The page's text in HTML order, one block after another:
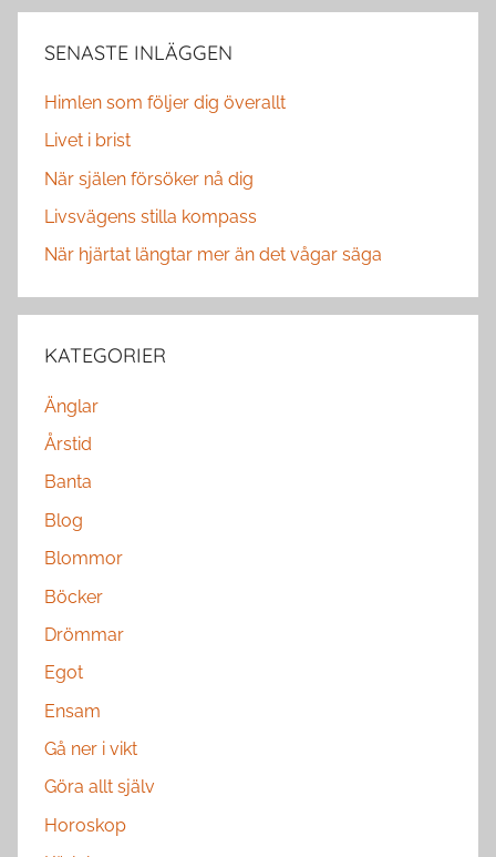
SENASTE INLÄGGEN
Himlen som följer dig överallt
Livet i brist
När själen försöker nå dig
Livsvägens stilla kompass
När hjärtat längtar mer än det vågar säga
KATEGORIER
Änglar
Årstid
Banta
Blog
Blommor
Böcker
Drömmar
Egot
Ensam
Gå ner i vikt
Göra allt själv
Horoskop